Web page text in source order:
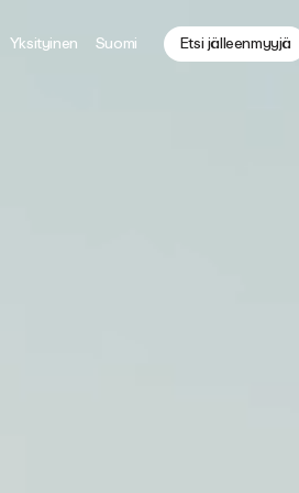
Yksityinen Suomi Etsi jälleenmyyjä